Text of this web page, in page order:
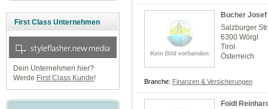
First Class Unternehmen
Dein Unternehmen hier?
Werde First Class Kunde!
Bucher Josef
Salzburger
6300 Wörgl
Tirol
Österreich
Branche: Finanzen & Versicherungen
Foidl